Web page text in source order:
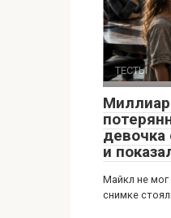
ТЕСТЫ
девочка
и
Майкл не
снимке